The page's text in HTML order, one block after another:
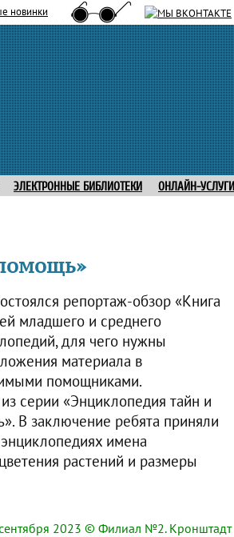
новинки
ЭЛЕКТРОННЫЕ БИБЛИОТЕКИ ОНЛАЙН-УСЛУГИ
репортаж-обзор «Книга
младшего и среднего
для чего нужны
материала в
помощниками.
серии «Энциклопедия тайн и
В заключение ребята приняли
имена
растений и размеры
2023 © Филиал №2. Кронштадт